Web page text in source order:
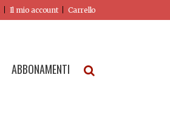
Il mio account Carrello
ABBONAMENTI